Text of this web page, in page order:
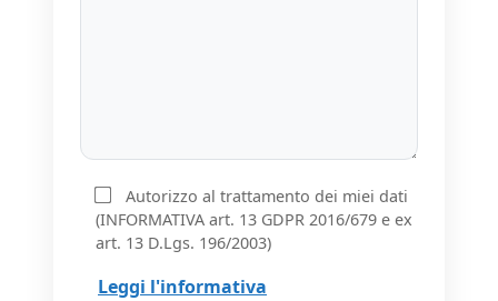
Autorizzo al trattamento dei miei dati
(INFORMATIVA art. 13 GDPR 2016/679 e ex
art. 13 D.Lgs. 196/2003)
Leggi l'informativa